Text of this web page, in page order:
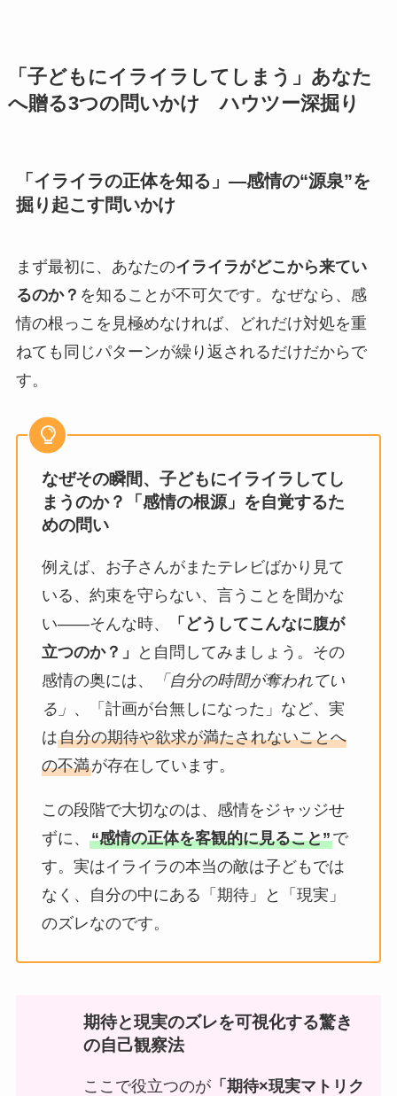
「子どもにイライラしてしまう」あなた
へ贈る3つの問いかけ ハウツー深掘り
「イライラの正体を知る」―感情の“源泉”を
掘り起こす問いかけ
まず最初に、あなたのイライラがどこから来てい
るのか？ を知ることが不可欠です。なぜなら、感
情の根っこを見極めなければ、どれだけ対処を重
ねても同じパターンが繰り返されるだけだからで
す。
なぜその瞬間、子どもにイライラしてし
まうのか？「感情の根源」を自覚するた
めの問い
例えば、お子さんがまたテレビばかり見て
いる、約束を守らない、言うことを聞かな
い――そんな時、
「どうしてこんなに腹が
立つのか？」
と自問してみましょう。その
感情の奥には、
「自分の時間が奪われてい
る」 、「計画が台無しになった」など、実
は自分の期待や欲求が満たされないことへ
の不満が存在しています。
この段階で大切なのは、感情をジャッジせ
ずに、 “感情の正体を客観的に見ること”で
す。実はイライラの本当の敵は子どもでは
なく、自分の中にある「期待」と「現実」
のズレなのです。
期待と現実のズレを可視化する驚き
の自己観察法
ここで役立つのが 「期待×現実マトリク